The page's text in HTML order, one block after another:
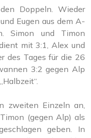
Doppeln. Wieder
Eugen aus dem A-
Simon und Timon
mit 3:1, Alex und
des Tages für die 26
3:2 gegen Alp
zweiten Einzeln an,
(gegen Alp) als
geben. In